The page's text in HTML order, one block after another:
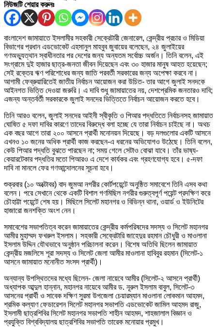
নিউজটি শেয়ার করুনঃ
বাংলাদেশ জামায়াতে ইসলামীর সহকারী সেক্রেটারী জেনারেল, কেন্দ্রীয় প্রচার ও মিডিয়া
বিভাগের প্রধান এডভোকেট এহসানুল মাহবুব জুবায়ের বলেছেন, ২৪ জুলাইয়ের
গণঅভ্যুত্থান স্বাধীনতার পর দেশের জন্য অন্যতম সর্বোচ্চ অর্জন। তিনি বলেন, এই
সংগ্রামে দুই হাজার ছাত্র-জনতা জীবন দিয়েছেন এবং ৩০ হাজার মানুষ আহত হয়েছেন;
সেই রক্তের ঋণ পরিশোধের জন্য জাতি পরবর্তী সরকারের জন্য অপেক্ষা করবে না।
আগামী ফেব্রুয়ারিতেই জাতীয় নির্বাচন আয়োজন করা উচিত- তার আগে জুলাই সনদকে
আইনগত ভিত্তি দেওয়া জরুরি। এ দাবি শুধু জামায়াতের নয়, দেশপ্রেমিক জনতারও দাবি;
এজন্য অন্তর্বর্তী সরকারকে জুলাই সনদের ভিত্তিতে নির্বাচন আয়োজন করতে হবে।
তিনি আরও বলেন, জুলাই সনদের আইনী স্বীকৃতি ও পিআর পদ্ধতিতে নির্বাচনসহ জামায়াত
ঘোষিত ৫ দফা দাবির কারণে তাদের বিরুদ্ধে বলা হচ্ছে যে তারা নির্বাচন চাইছে না। অথচ
এক বছর আগে তারা ২০০ আসনে প্রার্থী মনোনয়ন দিয়েছে। বড় দলগুলোর একটি আসনে
এখনও ১০ জনের অধিক প্রার্থী কাজ করছেন-এ ধরনের অভিযোগও উঠেছে। তিনি বলেন,
কেউ পিআর পদ্ধতি বুঝতে পারছেন না; সময় গেলে সেটাও বোঝা যাবে। তাঁর ভাষ্য-
কেয়ারটেকার পদ্ধতির মতো পিআরও এ দেশে কার্যকর এবং গ্রহণযোগ্য হবে। ৫-দফা
দাবি না মানলে ফের গণআন্দোলনের সূচনা হবে।
শুক্রবার (১০ অক্টোবর) বাদ জুমআ নগরীর কোর্টপয়েন্টে অনুষ্ঠিত সমাবেশে তিনি এসব কথা
বলেন। পরে সেখানে থেকে একটি বিশাল গণমিছিল নগরীর গুরুত্বপূর্ণ পয়েন্ট প্রদক্ষিণ করে
চৌহাট্টা পয়েন্টে শেষ হয়। মিছিলে সিলেট মহানগর ও বিভিন্ন থানা, ওয়ার্ড ও ইউনিটের
হাজারো জনশক্তি অংশ নেন।
সমাবেশের সভাপতিত্ব করেন জামায়াতের কেন্দ্রীয় কর্মপরিষদের সদস্য ও সিলেট মহানগর
আমীর মুহাম্মদ ফখরুল ইসলাম। সহকারী সেক্রেটারি জাহেদুর রহমান চৌধুরী ও মাওলানা
ইসলাম উদ্দিন যৌথভাবে অনুষ্ঠান পরিচালনা করেন। বিশেষ অতিথি ছিলেন জামায়াত
কেন্দ্রীয় মজলিসে শূরা সদস্য ও সিলেট জেলা আমীর মাওলানা হাবিবুর রহমান (সিলেট-১
আসনে জামায়াত মনোনীত সংসদ প্রার্থী)।
অন্যান্য উপস্থিতদের মধ্যে ছিলেন- জেলা নায়েবে আমীর (সিলেট-২ আসনে প্রার্থী)
অধ্যাপক আব্দুল হান্নান, মহানগর নায়েবে আমীর ড. নূরুল ইসলাম বাবুল, সিলেট-৩
আসনের প্রার্থী ও সাবেক দক্ষিণ সুরমা উপজেলা চেয়ারম্যান মাওলানা লোকমান আহমদ,
শ্রমিক কল্যাণ ফেডারেশন সিলেট মহানগর সভাপতি এডভোকেট জামিল আহমদ রাজু,
ইসলামী ছাত্রশিবির সিলেট মহানগর সভাপতি শাহীন আহমদ, শাহজালাল বিজ্ঞান ও
প্রযুক্তি বিশ্ববিদ্যালয় ছাত্রশিবির সভাপতি তারেক মনোয়ার প্রমুখ।